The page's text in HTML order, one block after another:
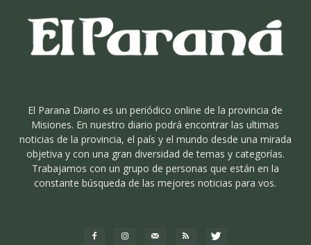
El Parana Diario es un periódico online de la provincia de
Misiones. En nuestro diario podrá encontrar las ultimas
noticias de la provincia, el país y el mundo desde una mirada
objetiva y con una gran diversidad de temas y categorías.
Trabajamos con un grupo de personas que están en la
constante búsqueda de las mejores noticias para vos.